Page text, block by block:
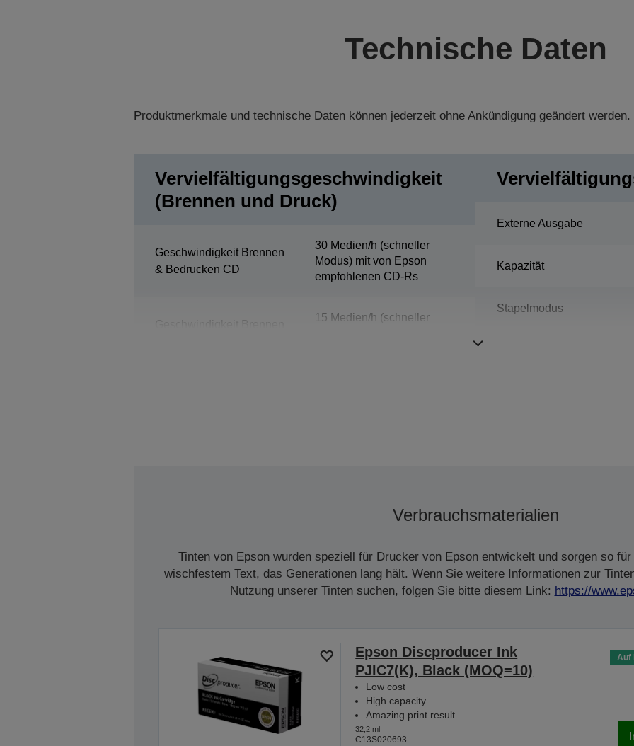
Technische Daten
Produktmerkmale und technische Daten können jederzeit ohne Ankündigung geändert werden.
Vervielfältigungsgeschwindigkeit
(Brennen und Druck)
Geschwindigkeit Brennen
& Bedrucken CD
30 Medien/h (schneller
Modus) mit von Epson
empfohlenen CD-Rs
Geschwindigkeit Brennen
15 Medien/h (schneller
Externe Ausgabe
Kapazität
Stapelmodus
Verbrauchsmaterialien
Tinten von Epson wurden speziell für Drucker von Epson entwickelt und sorgen so
wischfestem Text, das Generationen lang hält. Wenn Sie weitere Informationen zur
Nutzung unserer Tinten suchen, folgen Sie bitte diesem Link: https://
Epson Discproducer Ink
PJIC7(K), Black (MOQ=10)
Low cost
High capacity
Amazing print result
32,2 ml
C13S020693
Auf